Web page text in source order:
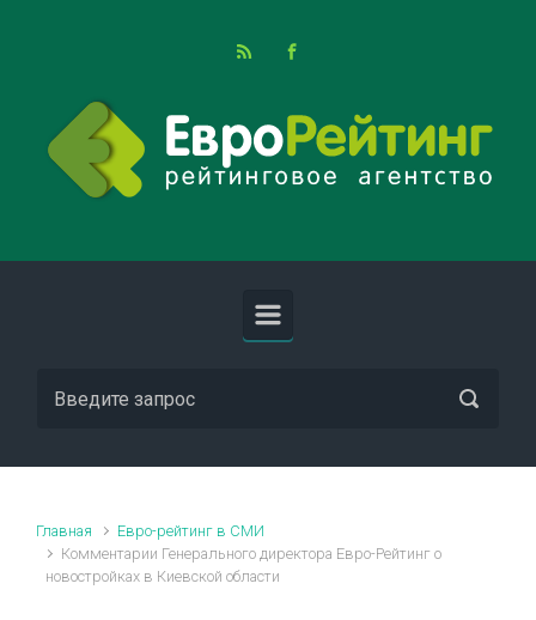
Главная
Евро-рейтинг в СМИ
Комментарии Генерального директора Евро-Рейтинг о
новостройках в Киевской области